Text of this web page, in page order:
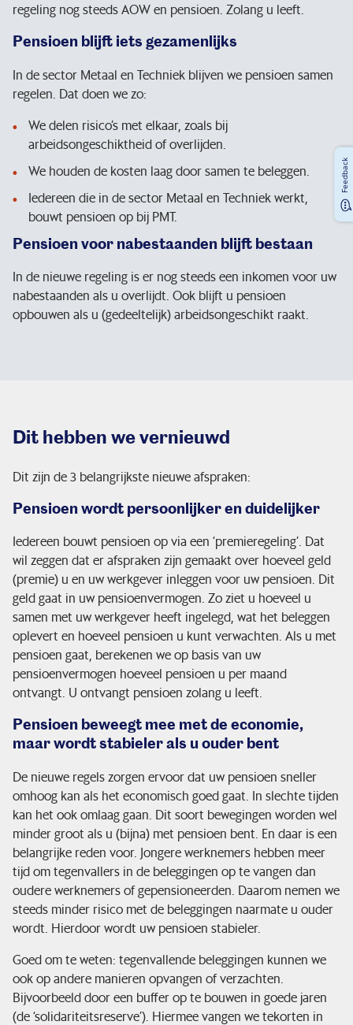
regeling nog steeds AOW en pensioen. Zolang u leeft.
Pensioen blijft iets gezamenlijks
In de sector Metaal en Techniek blijven we pensioen samen
regelen. Dat doen we zo:
We delen risico’s met elkaar, zoals bij
arbeidsongeschiktheid of overlijden.
We houden de kosten laag door samen te beleggen.
Iedereen die in de sector Metaal en Techniek werkt,
bouwt pensioen op bij PMT.
Pensioen voor nabestaanden blijft bestaan
In de nieuwe regeling is er nog steeds een inkomen voor uw
nabestaanden als u overlijdt. Ook blijft u pensioen
opbouwen als u (gedeeltelijk) arbeidsongeschikt raakt.
Dit hebben we vernieuwd
Dit zijn de 3 belangrijkste nieuwe afspraken:
Pensioen wordt persoonlijker en duidelijker
Iedereen bouwt pensioen op via een ‘premieregeling’. Dat
wil zeggen dat er afspraken zijn gemaakt over hoeveel geld
(premie) u en uw werkgever inleggen voor uw pensioen. Dit
geld gaat in uw pensioenvermogen. Zo ziet u hoeveel u
samen met uw werkgever heeft ingelegd, wat het beleggen
oplevert en hoeveel pensioen u kunt verwachten. Als u met
pensioen gaat, berekenen we op basis van uw
pensioenvermogen hoeveel pensioen u per maand
ontvangt. U ontvangt pensioen zolang u leeft.
Pensioen beweegt mee met de economie,
maar wordt stabieler als u ouder bent
De nieuwe regels zorgen ervoor dat uw pensioen sneller
omhoog kan als het economisch goed gaat. In slechte tijden
kan het ook omlaag gaan. Dit soort bewegingen worden wel
minder groot als u (bijna) met pensioen bent. En daar is een
belangrijke reden voor. Jongere werknemers hebben meer
tijd om tegenvallers in de beleggingen op te vangen dan
oudere werknemers of gepensioneerden. Daarom nemen we
steeds minder risico met de beleggingen naarmate u ouder
wordt. Hierdoor wordt uw pensioen stabieler.
Goed om te weten: tegenvallende beleggingen kunnen we
ook op andere manieren opvangen of verzachten.
Bijvoorbeeld door een buffer op te bouwen in goede jaren
(de ‘solidariteitsreserve’). Hiermee vangen we tekorten in
Feedback